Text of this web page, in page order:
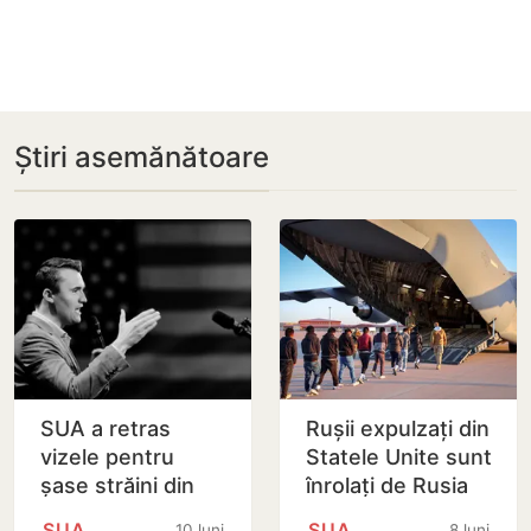
Știri asemănătoare
SUA a retras
vizele pentru
șase străini din
Rușii expulzați din
Statele Unite sunt
înrolați de Rusia